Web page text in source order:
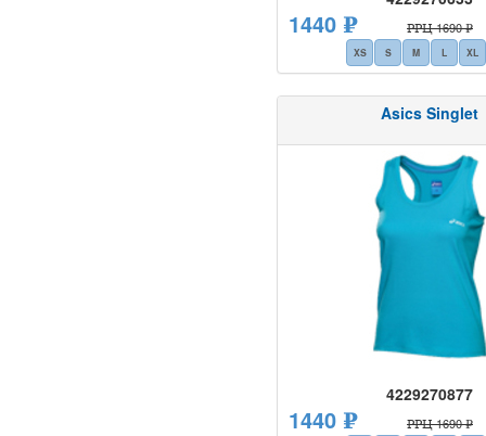
1440 ₽ РРЦ 1690 ₽
XS S M L XL
Asics Singlet
4229270877
1440 ₽ РРЦ 1690 ₽